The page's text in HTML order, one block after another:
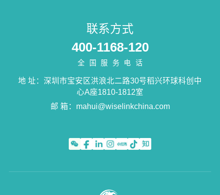
联系方式
400-1168-120
全国服务电话
地 址：深圳市宝安区洪浪北二路30号稻兴环球科创中
心A座1810-1812室
邮 箱： mahui@wiselinkchina.com